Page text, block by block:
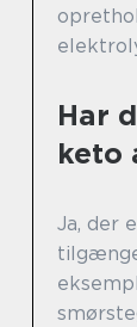
Har
keto
Ja, der